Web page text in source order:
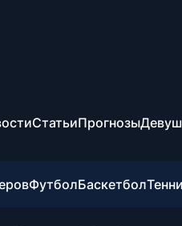
СтатьиПрогнозы
ФутболБаскетбол